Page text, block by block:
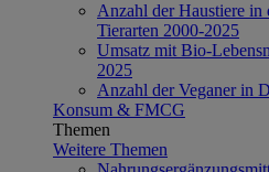
Anzahl der Haustiere in
Tierarten 2000-2025
Umsatz mit Bio-
2025
Anzahl der Veganer in
Konsum & FMCG
Themen
Weitere Themen